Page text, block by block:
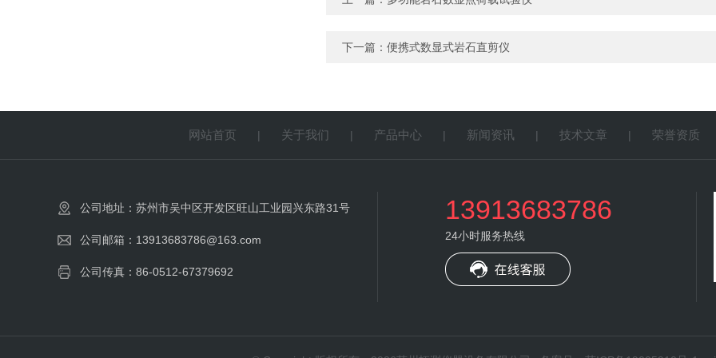
下一篇： 便携式数显式岩石直剪仪
网站首页 | 关于我们 | 产品中心 | 新闻资讯 | 技术文章 | 荣誉资质
公司地址：苏州市吴中区开发区旺山工业园兴东路31号
公司邮箱：13913683786@163.com
公司传真：86-0512-67379692
13913683786
24小时服务热线